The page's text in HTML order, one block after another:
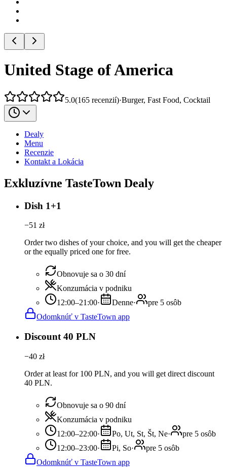
United Stage of America
5.0(165 recenzií)·Burger, Fast Food, Cocktail
Dealy
Menu
Recenzie
Kontakt a Lokácia
Exkluzívne TasteTown Dealy
Dish 1+1
−51 zł
Order two dishes of your choice, and you will get the cheaper
or the equally priced one for free.
Obnovuje sa o 30 dní
Konzumácia v podniku
12:00–21:00· Denne·
pre 5 osôb
Odomknúť v TasteTown app
Discount 40 PLN
−40 zł
Order at least for 100 PLN, and you will get direct discount
40 PLN.
Obnovuje sa o 90 dní
Konzumácia v podniku
12:00–22:00· Po, Ut, St, Št, Ne·
pre 5 osôb
12:00–23:00· Pi, So·
pre 5 osôb
Odomknúť v TasteTown app